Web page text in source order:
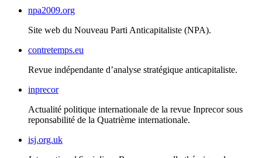
npa2009.org
Site web du Nouveau Parti Anticapitaliste (NPA).
contretemps.eu
Revue indépendante d’analyse stratégique anticapitaliste.
inprecor
Actualité politique internationale de la revue Inprecor sous
reponsabilité de la Quatrième internationale.
isj.org.uk